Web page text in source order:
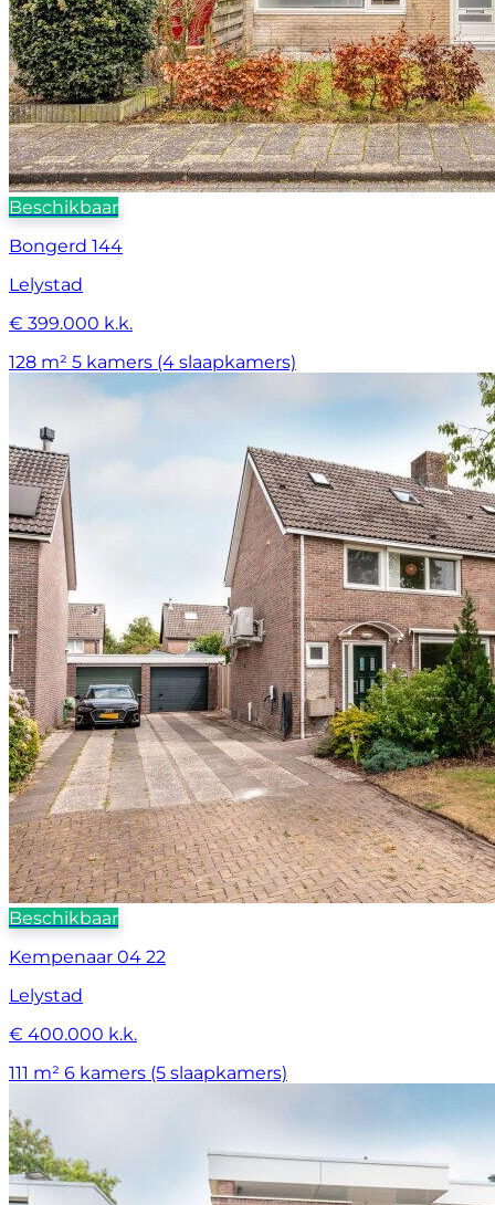
Beschikbaar
Bongerd 144
Lelystad
€ 399.000 k.k.
128 m² 5 kamers (4 slaapkamers)
Beschikbaar
Kempenaar 04 22
Lelystad
€ 400.000 k.k.
111 m² 6 kamers (5 slaapkamers)